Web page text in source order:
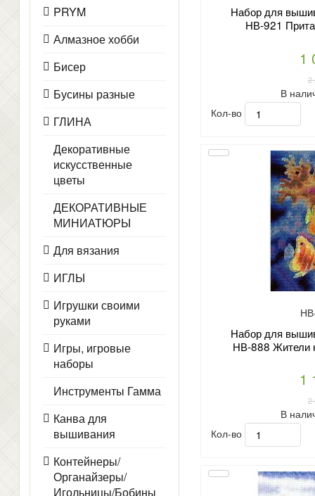
PRYM
Алмазное хобби
Бисер
Бусины разные
ГЛИНА
Декоративные
искусственные
цветы
ДЕКОРАТИВНЫЕ
МИНИАТЮРЫ
Для вязания
ИГЛЫ
Игрушки своими
руками
Игры, игровые
наборы
Инструменты Гамма
Канва для
вышивания
Контейнеры/
Органайзеры/
Игольницы/Бобины
Набор для
НВ-921
1
2
В
Кол-во
Набор для
НВ-888 Жители
1
2
В
Кол-во